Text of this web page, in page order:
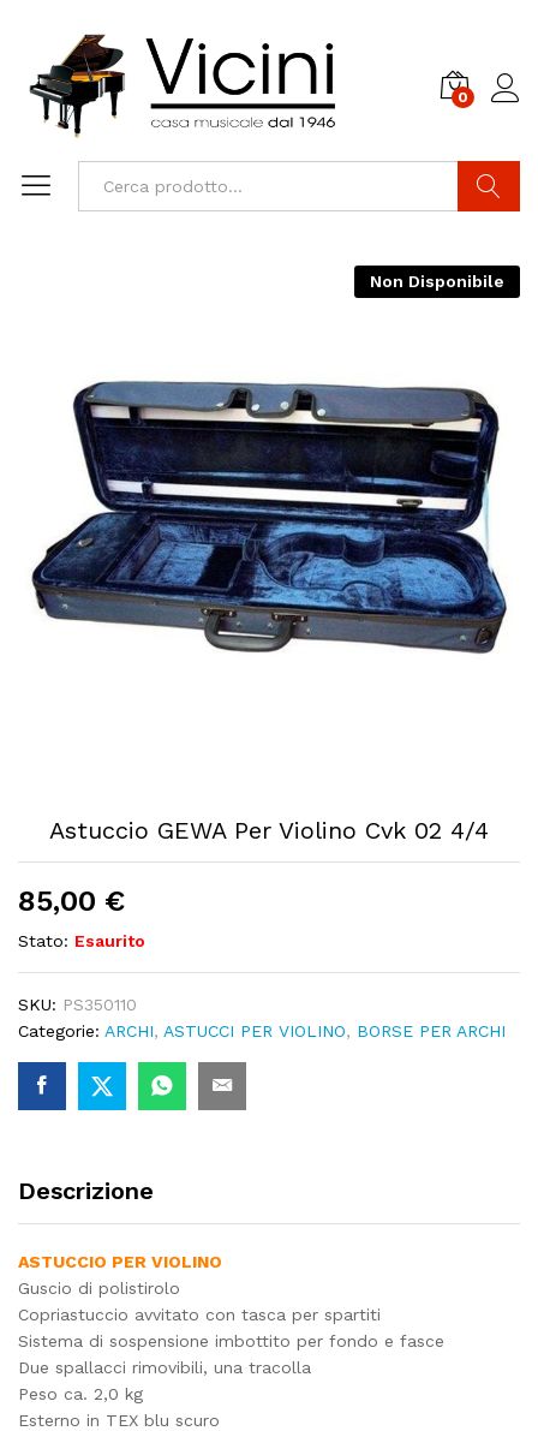
0
Non Disponibile
Astuccio GEWA Per Violino Cvk 02 4/4
85,00 €
Stato: Esaurito
SKU: PS350110
Categorie: ARCHI, ASTUCCI PER VIOLINO, BORSE PER ARCHI
Descrizione
ASTUCCIO PER VIOLINO
Guscio di polistirolo
Copriastuccio avvitato con tasca per spartiti
Sistema di sospensione imbottito per fondo e fasce
Due spallacci rimovibili, una tracolla
Peso ca. 2,0 kg
Esterno in TEX blu scuro